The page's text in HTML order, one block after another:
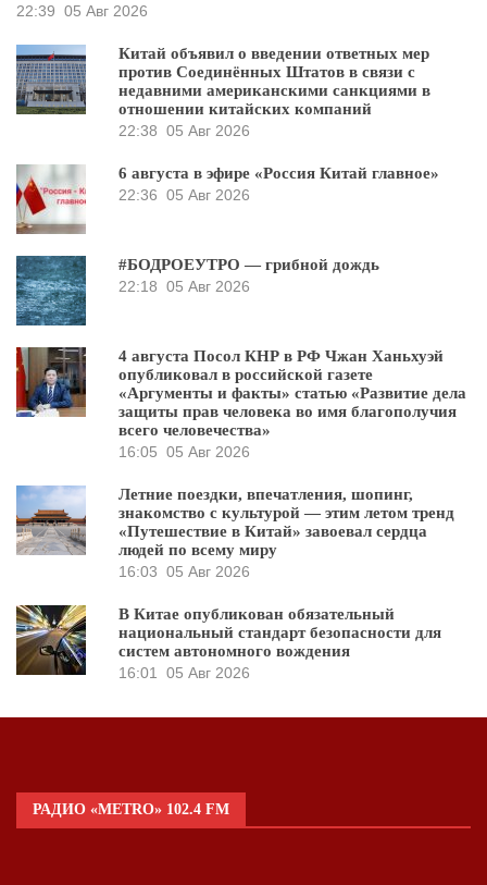
22:39 05 Авг 2026
Китай объявил о введении ответных мер
против Соединённых Штатов в связи с
недавними американскими санкциями в
отношении китайских компаний
22:38 05 Авг 2026
6 августа в эфире «Россия Китай главное»
22:36 05 Авг 2026
#БОДРОЕУТРО — грибной дождь
22:18 05 Авг 2026
4 августа Посол КНР в РФ Чжан Ханьхуэй
опубликовал в российской газете
«Аргументы и факты» статью «Развитие дела
защиты прав человека во имя благополучия
всего человечества»
16:05 05 Авг 2026
Летние поездки, впечатления, шопинг,
знакомство с культурой — этим летом тренд
«Путешествие в Китай» завоевал сердца
людей по всему миру
16:03 05 Авг 2026
В Китае опубликован обязательный
национальный стандарт безопасности для
систем автономного вождения
16:01
05 Авг 2026
РАДИО «METRO» 102.4 FM